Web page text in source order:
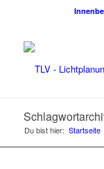
Du bist hier: Startseite